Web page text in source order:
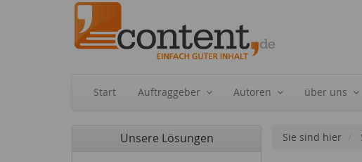
Start Auftraggeber Autoren über uns
Unsere Lösungen Sie sind hier